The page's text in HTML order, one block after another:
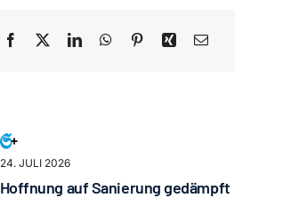
24. JULI 2026
Hoffnung auf Sanierung gedämpft